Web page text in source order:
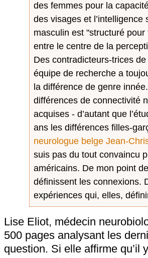
des femmes pour la
des visages et
masculin est "structuré
entre le centre de la
Des contradicteurs-trices
équipe de recherche a
la différence de genre
différences de connectivité
acquises - d’autant que
ans les différences filles-
neurologue belge Jean-
suis pas du tout convaincu
américains. De mon point
définissent les connexions.
expériences qui, elles,
Lise Eliot, médecin
500 pages analysant les
question. Si elle affirme qu’il